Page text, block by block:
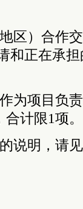
区）合作
和正在承
为项目负
计限1项。
说明，请